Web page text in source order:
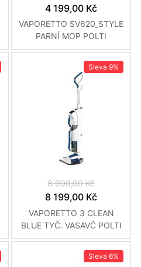
4 199,00 Kč
VAPORETTO SV620_STYLE
PARNÍ MOP POLTI
Sleva 9%
8 990,00 Kč
8 199,00 Kč
VAPORETTO 3 CLEAN
BLUE TYČ. VASAVČ POLTI
Sleva 6%